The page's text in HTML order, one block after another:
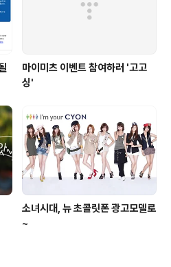
마이미츠 이벤트 참여하러 '고고
싱'
소녀시대, 뉴 초콜릿폰 광고모델로
~